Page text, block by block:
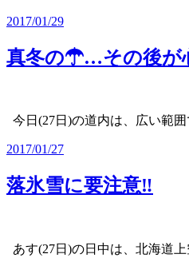
2017/01/29
真冬の☂…その後が
今日(27日)の道内は、広い範
2017/01/27
落氷雪に要注意‼
あす(27日)の日中は、北海道